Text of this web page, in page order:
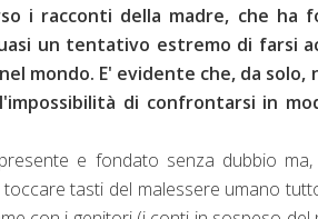
i racconti della madre, che ha
un tentativo estremo di farsi
mondo. E' evidente che, da solo,
di confrontarsi in
e fondato senza dubbio
tasti del malessere umano